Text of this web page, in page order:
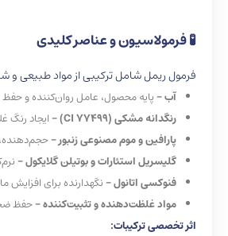
🧪 فرمولاسیون و عناصر کلیدی
فرمول ریمل شامل ترکیبی از مواد طبیعی
آب – پایه محصول، عامل روان‌کننده و
رنگدانه مشکی (CI 77499) –
ایجاد رنگ
پارافین و موم مصنوعی زنبور –
گلیسریل استئارات و بوتیلن گلایکول –
فنوکسی اتانول – نگهدارنده برای
مواد غلظت‌دهنده و تثبیت‌کننده –حفظ
اثر تخصصی ترکیبات: